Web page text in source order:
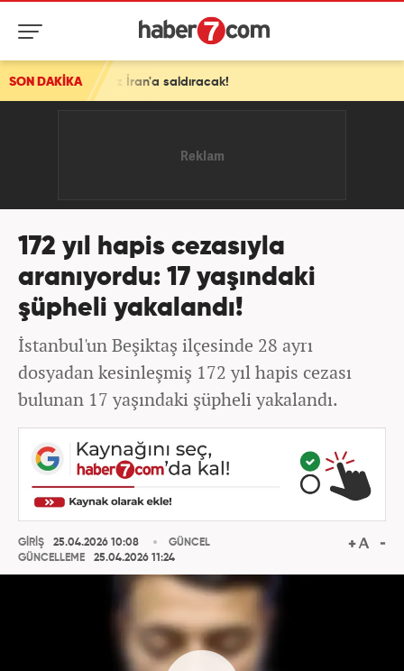
SON DAKİKA
İran'a saldıracak!
172 yıl hapis cezasıyla
aranıyordu: 17 yaşındaki
şüpheli yakalandı!
İstanbul'un Beşiktaş ilçesinde 28 ayrı
dosyadan kesinleşmiş 172 yıl hapis cezası
bulunan 17 yaşındaki şüpheli yakalandı.
GİRİŞ
25.04.2026 10:08
GÜNCELLEME
25.04.2026 11:24
GÜNCEL